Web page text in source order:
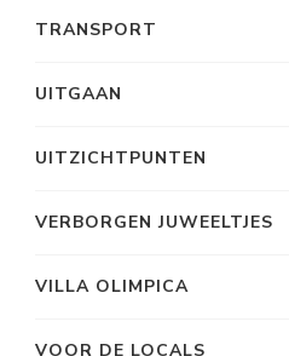
TRANSPORT
UITGAAN
UITZICHTPUNTEN
VERBORGEN JUWEELTJES
VILLA OLIMPICA
VOOR DE LOCALS